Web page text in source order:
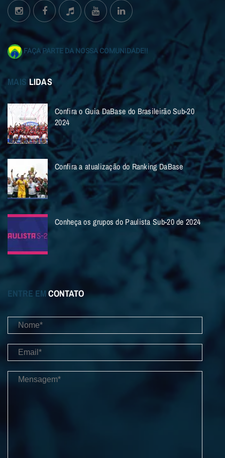
FAÇA PARTE DA NOSSA COMUNIDADE!!
MAIS LIDAS
Confira o Guia DaBase do Brasileirão Sub-20
2024
Confira a atualização do Ranking DaBase
Conheça os grupos do Paulista Sub-20 de 2024
ENTRE EM CONTATO